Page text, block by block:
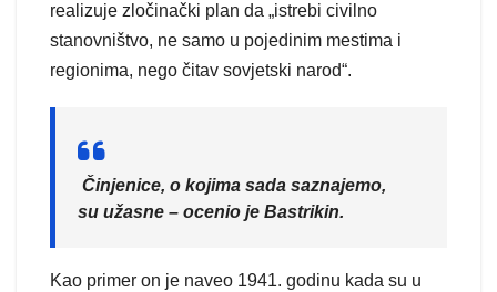
realizuje zločinački plan da „istrebi civilno
stanovništvo, ne samo u pojedinim mestima i
regionima, nego čitav sovjetski narod“.
Činjenice, o kojima sada saznajemo,
su užasne – ocenio je Bastrikin.
Kao primer on je naveo 1941. godinu kada su u